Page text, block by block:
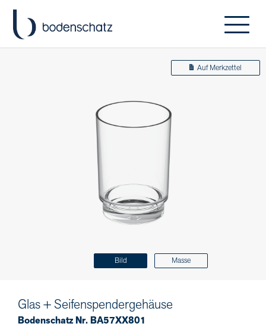
Bild Masse
Auf Merkzettel
Glas + Seifenspendergehäuse
Bodenschatz Nr. BA57XX801